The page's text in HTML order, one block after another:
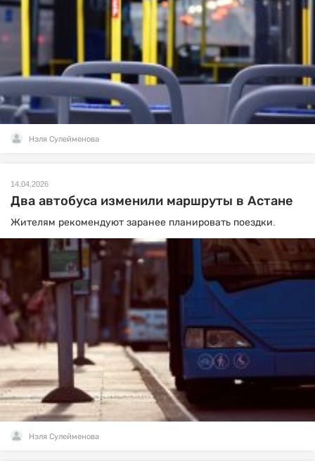
Нэля Сулейменова
14.04.2026
Два автобуса изменили маршруты в Астане
Жителям рекомендуют заранее планировать поездки.
Нэля Сулейменова